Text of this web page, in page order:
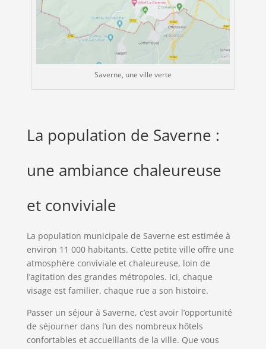
Saverne, une ville verte
La population de Saverne :
une ambiance chaleureuse
et conviviale
La population municipale de Saverne est estimée à
environ 11 000 habitants. Cette petite ville offre une
atmosphère conviviale et chaleureuse, loin de
l’agitation des grandes métropoles. Ici, chaque
visage est familier, chaque rue a son histoire.
Passer un séjour à Saverne, c’est avoir l’opportunité
de séjourner dans l’un des nombreux hôtels
confortables et accueillants de la ville. Que vous